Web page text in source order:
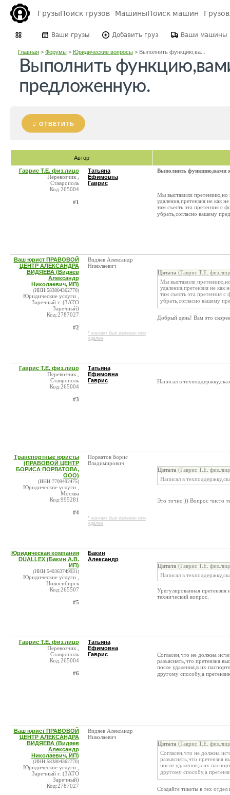
ГрузыПоиск грузов МашиныПоиск машин
Ваши грузы Добавить груз Ваши машины
Главная> Форумы> Юридические вопросы> Выполнить функцию,ва...
Выполнить
предложенную.
ОТВЕТИТЬ
Автор
Гаврис Т.Е. физ.лицо
Перевозчик ,
Ставрополь
Код:265004
#1
Татьяна
Ефимовна
Гаврис
Выполнить функцию,вами
Мы выставили претензию,но
удаления,претензия не как
там съесть эта претензия с
убрать,согласно вашему
Ваш юрист ПРАВОВОЙ
ЦЕНТР АЛЕКСАНДРА
ВИДЯЕВА (Видяев
Александр
Николаевич, ИП)
(ИНН:583804362770)
Юридические услуги ,
Заречный г. (ЗАТО
Заречный)
Код:2787027
#2
Видяев Александр
Николаевич
* контакт был изменен или
удален
Цитата (Гаврис Т.Е.
Мы выставили
удаления,претензия не как
там съесть эта претензия
убрать,согласно вашему
Добрый день! Вам это
Гаврис Т.Е. физ.лицо
Перевозчик ,
Ставрополь
Код:265004
#3
Татьяна
Ефимовна
Гаврис
Написал в
Транспортные юристы
(ПРАВОВОЙ ЦЕНТР
БОРИСА ПОРВАТОВА,
ООО)
(ИНН:7709492475)
Юридические услуги ,
Москва
Код:995281
#4
Порватов Борис
Владимирович
* контакт был изменен или
удален
Цитата (Гаврис Т.Е.
Написал в
Это точно )) Вопрос чисто
Юридическая компания
DUALLEX (Бакин А.В.
ИП)
(ИНН:540363749931)
Юридические услуги ,
Новосибирск
Код:265507
#5
Бакин
Александр
Цитата (Гаврис Т.Е.
Написал в
Урегулированная претензия
технический вопрос.
Гаврис Т.Е. физ.лицо
Перевозчик ,
Ставрополь
Код:265004
#6
Татьяна
Ефимовна
Гаврис
Согласен,что не должна
разъяснять,что претензия
после удаления,в их
другому способу,а
Ваш юрист ПРАВОВОЙ
ЦЕНТР АЛЕКСАНДРА
ВИДЯЕВА (Видяев
Александр
Николаевич, ИП)
(ИНН:583804362770)
Юридические услуги ,
Заречный г. (ЗАТО
Заречный)
Код:2787027
Видяев Александр
Николаевич
Цитата (Гаврис Т.Е.
Согласен,что не должна
разъяснять,что претензия
после удаления,в их
другому способу,а
Создайте тикеты в тех